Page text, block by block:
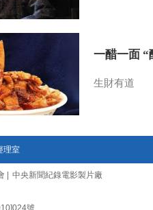
一醋一面 “
生財有道
理室
中央新聞紀錄電影製片廠
號